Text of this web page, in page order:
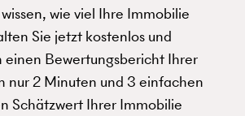
wie viel Ihre Immobilie
Sie jetzt kostenlos und
einen Bewertungsbericht Ihrer
nur 2 Minuten und 3 einfachen
Schätzwert Ihrer Immobilie